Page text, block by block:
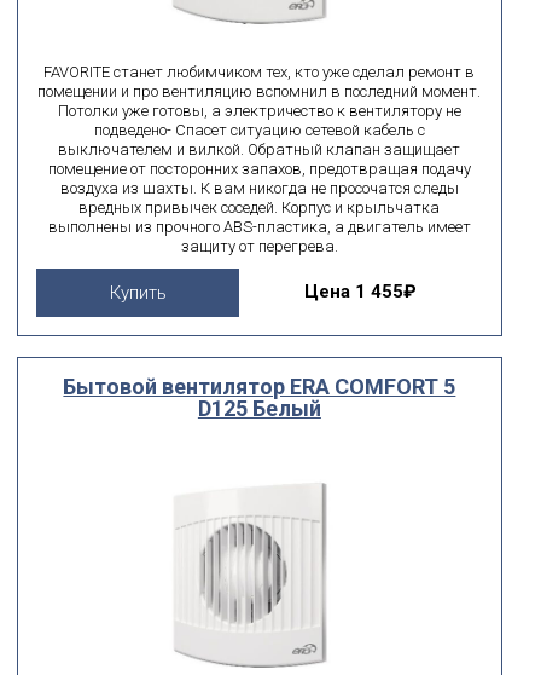
FAVORITE станет любимчиком тех, кто уже сделал ремонт в
помещении и про вентиляцию вспомнил в последний момент.
Потолки уже готовы, а электричество к вентилятору не
подведено- Спасет ситуацию сетевой кабель с
выключателем и вилкой. Обратный клапан защищает
помещение от посторонних запахов, предотвращая подачу
воздуха из шахты. К вам никогда не просочатся следы
вредных привычек соседей. Корпус и крыльчатка
выполнены из прочного ABS-пластика, а двигатель имеет
защиту от перегрева.
Купить Цена 1 455₽
Бытовой вентилятор ERA COMFORT 5
D125 Белый